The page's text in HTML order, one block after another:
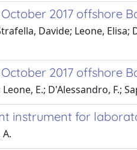
2017 offshore
Davide; Leone,
2017 offshore
E.; D'Alessandro, F.;
instrument for